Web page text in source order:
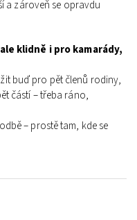
a zároveň se opravdu
klidně i pro kamarády,
buď pro pět členů rodiny,
částí – třeba ráno,
– prostě tam, kde se